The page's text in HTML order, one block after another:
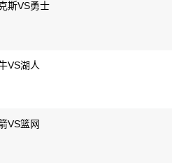
斯VS勇士
VS湖人
VS篮网